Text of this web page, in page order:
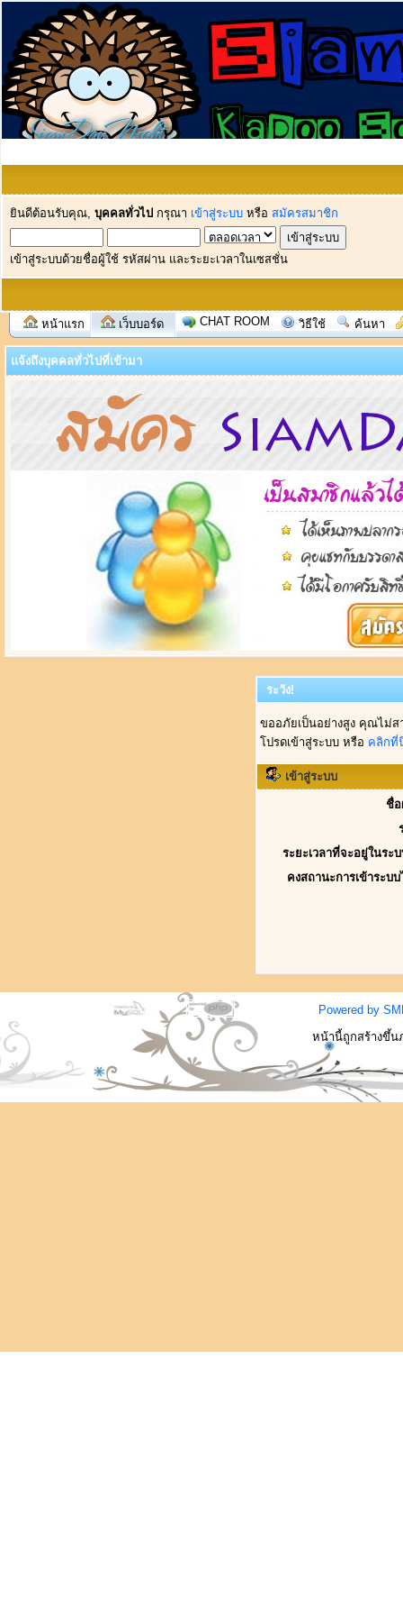
ยินดีต้อนรับคุณ, บุคคลทั่วไป กรุณา เข้าสู่ระบบ หรือ สมัครสมาชิก
เข้าสู่ระบบด้วยชื่อผู้ใช้ รหัสผ่าน และระยะเวลาในเซสชั่น
หน้าแรก เว็บบอร์ด CHAT ROOM วิธีใช้ ค้นหา
แจ้งถึงบุคคลทั่วไปที่เข้ามา
ระวัง!
ขออภัยเป็นอย่างสูง คุณไม่
โปรดเข้าสู่ระบบ หรือ คลิกที่
เข้าสู่ระบบ
ชื่อ
ระยะเวลาที่จะอยู่ในระ
คงสถานะการเข้าระบ
Powered by
หน้านี้ถูกสร้างขึ้น